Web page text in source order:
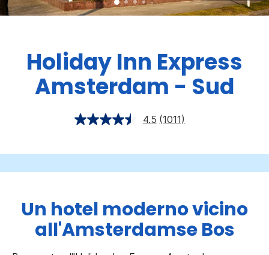
Holiday Inn Express
Amsterdam - Sud
4.5 (1011)
Un hotel moderno vicino
all'Amsterdamse Bos